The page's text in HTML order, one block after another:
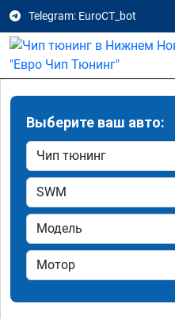
Telegram: EuroCT_bot
Выберите ваш авто: